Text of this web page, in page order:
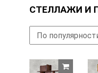
СТЕЛЛАЖИ И